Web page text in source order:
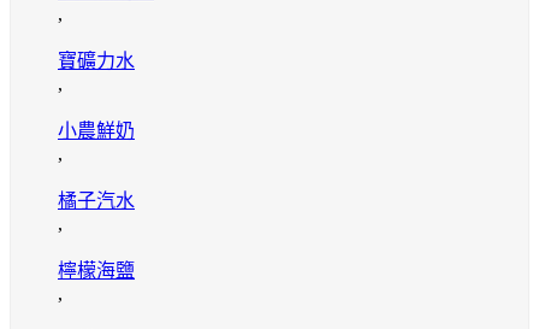
,
寶礦力水
,
小農鮮奶
,
橘子汽水
,
檸檬海鹽
,